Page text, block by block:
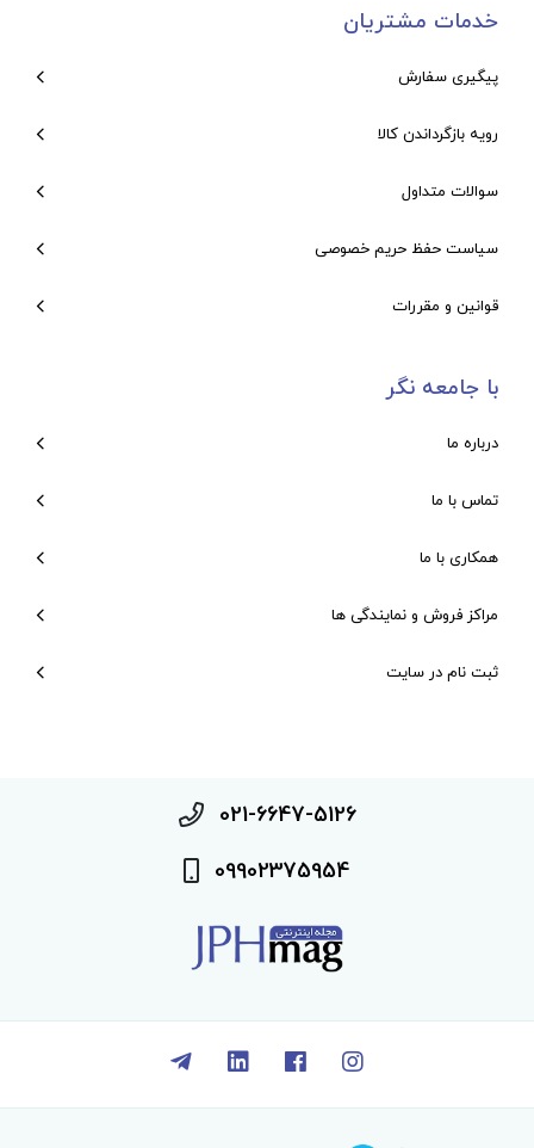
خدمات مشتریان
پیگیری سفارش
رویه بازگرداندن کالا
سوالات متداول
سیاست حفظ حریم خصوصی
قوانین و مقررات
با جامعه نگر
درباره ما
تماس با ما
همکاری با ما
مراکز فروش و نمایندگی ها
ثبت نام در سایت
021-6647-5126
09902375954